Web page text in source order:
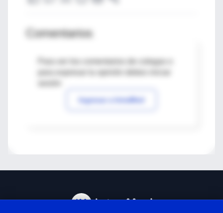
Comentarios
Para ver los comentarios de colegas o
Ingresar a IntraMed